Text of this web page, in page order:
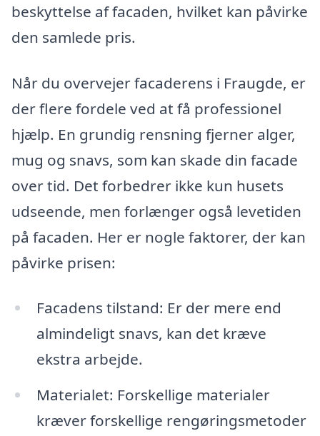
beskyttelse af facaden, hvilket kan påvirke
den samlede pris.
Når du overvejer facaderens i Fraugde, er
der flere fordele ved at få professionel
hjælp. En grundig rensning fjerner alger,
mug og snavs, som kan skade din facade
over tid. Det forbedrer ikke kun husets
udseende, men forlænger også levetiden
på facaden. Her er nogle faktorer, der kan
påvirke prisen:
Facadens tilstand: Er der mere end
almindeligt snavs, kan det kræve
ekstra arbejde.
Materialet: Forskellige materialer
kræver forskellige rengøringsmetoder